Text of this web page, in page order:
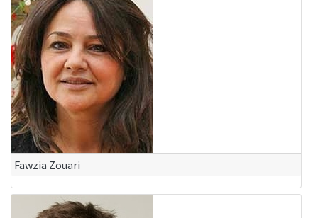
Fawzia Zouari